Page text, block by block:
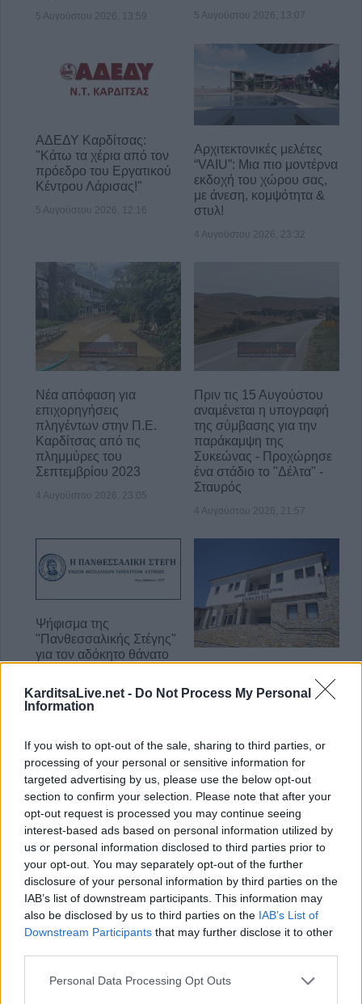
KarditsaLive.net - Do Not Process My Personal
Information
If you wish to opt-out of the sale, sharing to third parties, or
processing of your personal or sensitive information for
targeted advertising by us, please use the below opt-out
section to confirm your selection. Please note that after your
opt-out request is processed you may continue seeing
interest-based ads based on personal information utilized by
us or personal information disclosed to third parties prior to
your opt-out. You may separately opt-out of the further
disclosure of your personal information by third parties on the
IAB’s list of downstream participants. This information may
also be disclosed by us to third parties on the IAB’s List of
Downstream Participants that may further disclose it to other
Personal Data Processing Opt Outs
5 Αυγούστου 2026, 13:59 5 Αυγούστου 2026, 13:07
ΑΔΕΔΥ Καρδίτσας:
"Κάτω τα χέρια από τον
πρόεδρο του Εργατικού
Κέντρου Λάρισας!"
5 Αυγούστου 2026, 12:16
Αρχιτεκτονικές μελέτες
“VAIU”: Μια πιο μοντέρνα
εκδοχή του χώρου σας,
με άνεση, κομψότητα &
στυλ!
4 Αυγούστου 2026, 23:32
Νέα απόφαση για
επιχορηγήσεις
πληγέντων στην Π.Ε.
Καρδίτσας από τις
πλημμύρες του
Σεπτεμβρίου 2023
4 Αυγούστου 2026, 23:05
Πριν τις 15 Αυγούστου
αναμένεται η υπογραφή
της σύμβασης για την
παράκαμψη της
Συκεώνας - Προχώρησε
ένα στάδιο το "Δέλτα" -
Σταυρός
4 Αυγούστου 2026, 21:57
Ψήφισμα της
"Πανθεσσαλικής Στέγης"
για τον αδόκητο θάνατο
4 Αυγούστου 2026, 18:34
χρηματοδότησης ύψους
440.000 ευρώ για
Πλαστήρα
Υπεγράφη η απόφαση με
τμημάτων ΕΠΑΛ &
Υπογράφηκε η σύμβαση
για τις κατεδαφίσεις
επικινδύνως
4 Αυγούστου 2026, 16:41